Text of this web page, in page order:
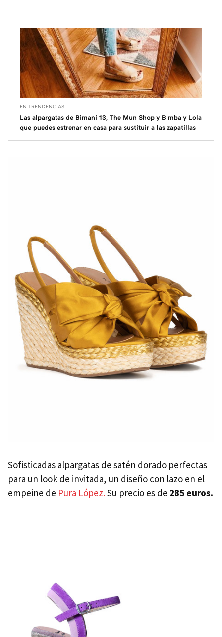
EN TRENDENCIAS
Las alpargatas de Bimani 13, The Mun Shop y Bimba y Lola
que puedes estrenar en casa para sustituir a las zapatillas
Sofisticadas alpargatas de satén dorado perfectas
para un look de invitada, un diseño con lazo en el
empeine de Pura López.Su precio es de 285 euros.